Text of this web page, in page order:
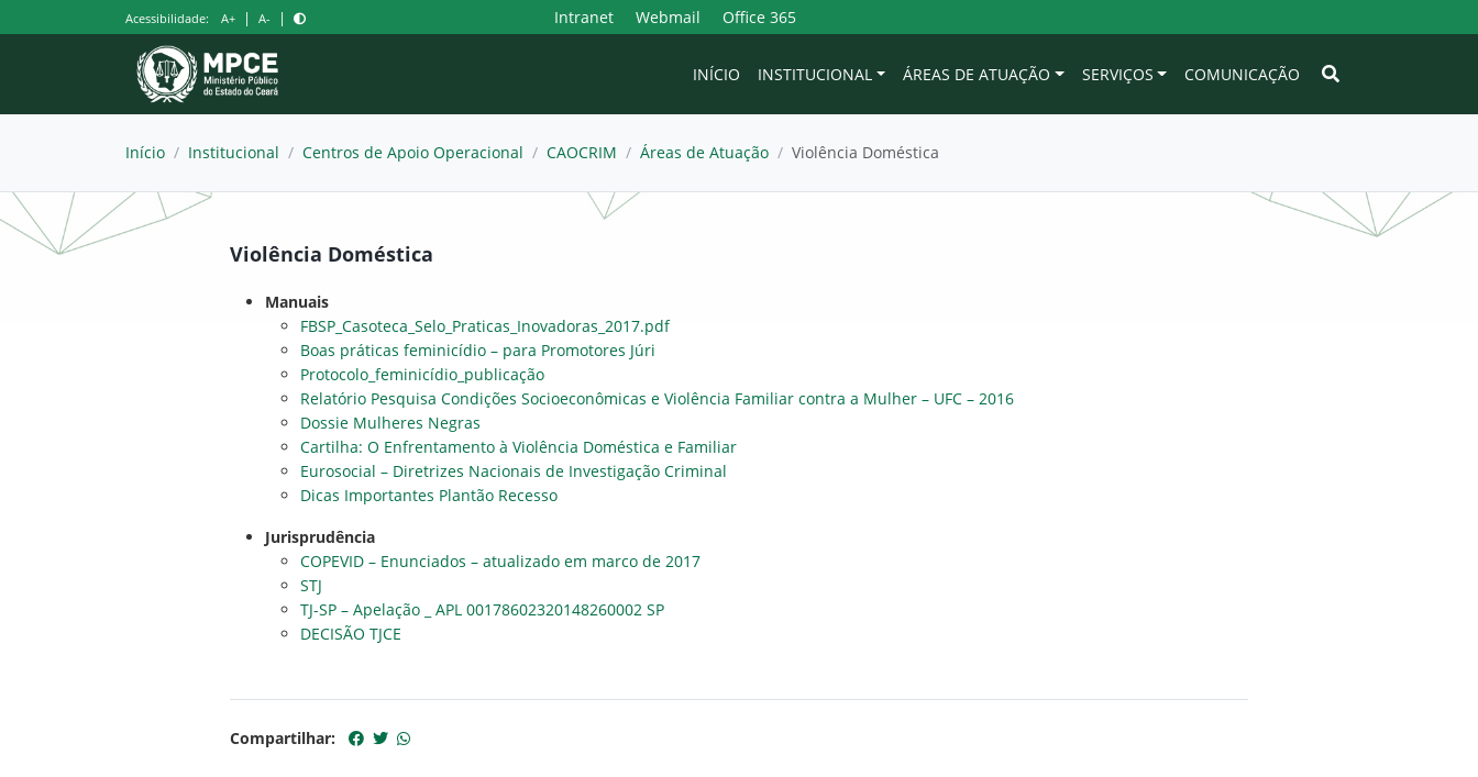
para
Acessibilidade: A+ | A- | Intranet Webmail Office 365
INÍCIO INSTITUCIONAL ÁREAS DE ATUAÇÃO SERVIÇOS COMUNICAÇÃO
Início / Institucional / Centros de Apoio Operacional / CAOCRIM / Áreas de Atuação / Violência Doméstica
Violência Doméstica
Manuais
FBSP_Casoteca_Selo_Praticas_Inovadoras_2017.pdf
Boas práticas feminicídio – para Promotores Júri
Protocolo_feminicídio_publicação
Relatório Pesquisa Condições Socioeconômicas e Violência Familiar contra a Mulher – UFC – 2016
Dossie Mulheres Negras
Cartilha: O Enfrentamento à Violência Doméstica e Familiar
Eurosocial – Diretrizes Nacionais de Investigação Criminal
Dicas Importantes Plantão Recesso
Jurisprudência
COPEVID – Enunciados – atualizado em marco de 2017
STJ
TJ-SP – Apelação _ APL 00178602320148260002 SP
DECISÃO TJCE
Compartilhar: